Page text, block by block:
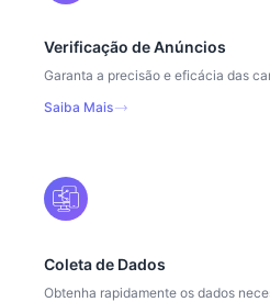
Verificação de Anúncios
Garanta a precisão e eficácia das
Saiba Mais
Coleta de Dados
Obtenha rapidamente os dados